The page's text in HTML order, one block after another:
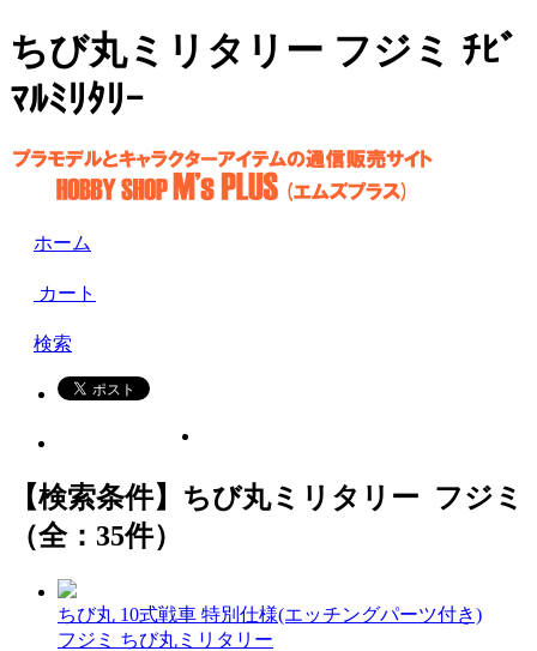
ちび丸ミリタリー フジミ ﾁﾋﾞ
ﾏﾙﾐﾘﾀﾘｰ
ホーム
カート
検索
【検索条件】ちび丸ミリタリー フジミ
（全：35件）
ちび丸 10式戦車 特別仕様(エッチングパーツ付き)
フジミ ちび丸ミリタリー